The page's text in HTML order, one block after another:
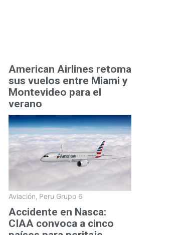
American Airlines retoma
sus vuelos entre Miami y
Montevideo para el
verano
Aviación, Peru Grupo 6
Accidente en Nasca:
CIAA convoca a cinco